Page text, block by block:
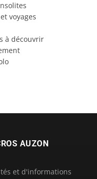
voyages
à découvrir
AUZON
et d'informations